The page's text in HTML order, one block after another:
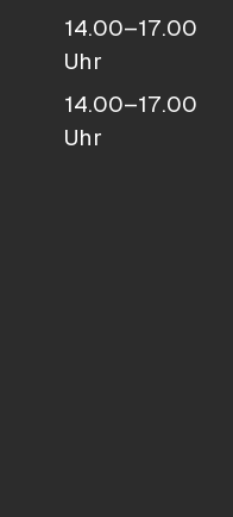
14.00–17.00
Uhr
14.00–17.00
Uhr